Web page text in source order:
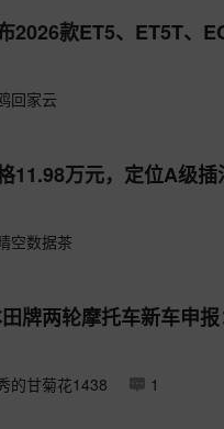
2026款ET5、ET5T、
回家云
11.98万元，定位A级
空数据茶
田牌两轮摩托车新车申
的甘菊花1438 1